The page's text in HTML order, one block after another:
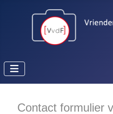
Contact formulier